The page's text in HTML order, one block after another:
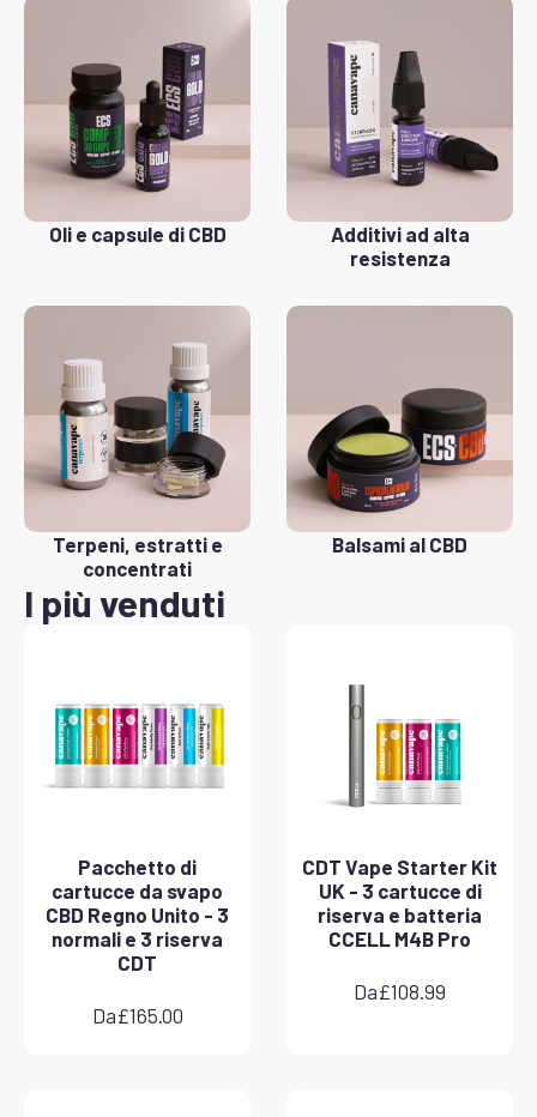
Oli e capsule di CBD
Additivi ad alta
resistenza
Terpeni, estratti e
concentrati
Balsami al CBD
I più venduti
Pacchetto di
cartucce da svapo
CBD Regno Unito - 3
normali e 3 riserva
CDT
Da£165.00
CDT Vape Starter Kit
UK - 3 cartucce di
riserva e batteria
CCELL M4B Pro
Da£108.99